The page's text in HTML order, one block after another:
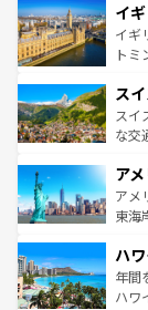
いる
香り
らに
れる
を参
顔を
ルリ
して
は、
ドイ
イ
イギ
トミ
リア
ティ
戦な
ンツ
ス
スイ
な交
の建
博物
こと
ば市
着の
ア
アメ
東海
のよ
ンメ
西部
ハ
年間
ハワ